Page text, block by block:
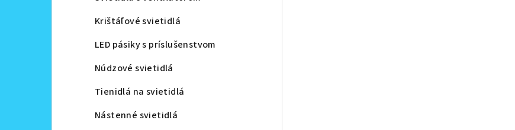
Krištáľové svietidlá
LED pásiky s príslušenstvom
Núdzové svietidlá
Tienidlá na svietidlá
Nástenné svietidlá